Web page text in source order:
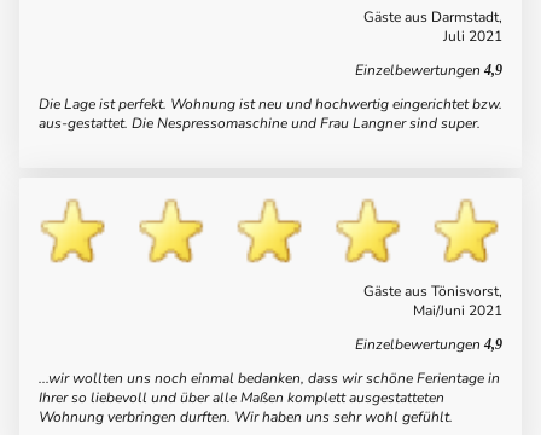
Gäste aus Darmstadt,
Juli 2021
Einzelbewertungen 4,9
Die Lage ist perfekt. Wohnung ist neu und hochwertig eingerichtet bzw.
aus-gestattet. Die Nespressomaschine und Frau Langner sind super.
Gäste aus Tönisvorst,
Mai/Juni 2021
Einzelbewertungen 4,9
...wir wollten uns noch einmal bedanken, dass wir schöne Ferientage in
Ihrer so liebevoll und über alle Maßen komplett ausgestatteten
Wohnung verbringen durften. Wir haben uns sehr wohl gefühlt.